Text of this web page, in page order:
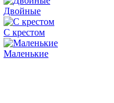
Двойные
С крестом
Маленькие